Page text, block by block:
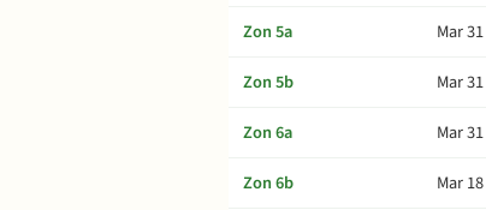
Zon 5a
Mar 31
Zon 5b
Mar 31
Zon 6a
Mar 31
Zon 6b
Mar 18